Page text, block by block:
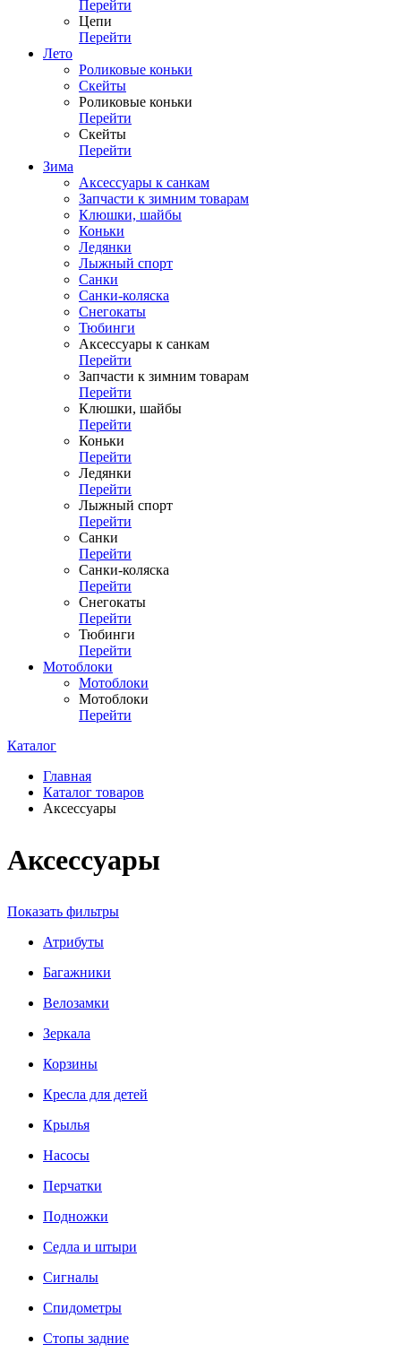
Перейти
Цепи
Перейти
Лето
Роликовые коньки
Скейты
Роликовые коньки
Перейти
Скейты
Перейти
Зима
Аксессуары к санкам
Запчасти к зимним товарам
Клюшки, шайбы
Коньки
Ледянки
Лыжный спорт
Санки
Санки-коляска
Снегокаты
Тюбинги
Аксессуары к санкам
Перейти
Запчасти к зимним товарам
Перейти
Клюшки, шайбы
Перейти
Коньки
Перейти
Ледянки
Перейти
Лыжный спорт
Перейти
Санки
Перейти
Санки-коляска
Перейти
Снегокаты
Перейти
Тюбинги
Перейти
Мотоблоки
Мотоблоки
Мотоблоки
Перейти
Каталог
Главная
Каталог товаров
Аксессуары
Аксессуары
Показать фильтры
Атрибуты
Багажники
Велозамки
Зеркала
Корзины
Кресла для детей
Крылья
Насосы
Перчатки
Подножки
Седла и штыри
Сигналы
Спидометры
Стопы задние